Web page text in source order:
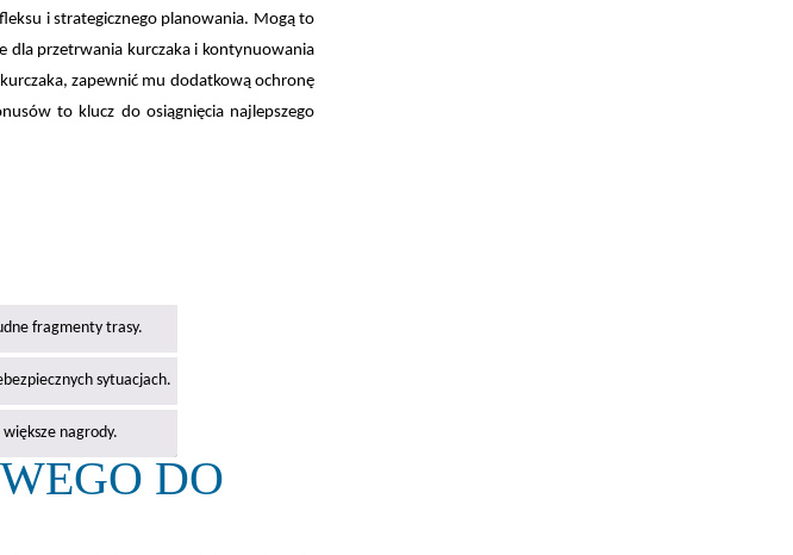
i strategicznego planowania. Mogą to
dla przetrwania kurczaka i kontynuowania
zapewnić mu dodatkową ochronę
to klucz do osiągnięcia najlepszego
fragmenty trasy.
sytuacjach.
nagrody.
DO